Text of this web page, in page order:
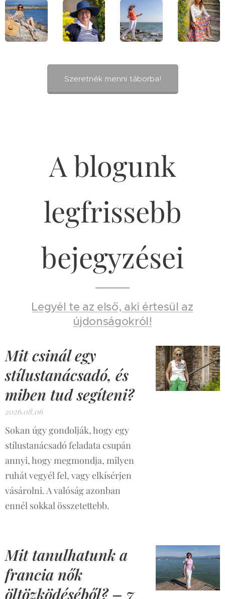
Szeretnék menni táborba!
A blogunk
legfrissebb
bejegyzései
Legyél te az első, aki értesül az
újdonságokról!
Mit csinál egy
stílustanácsadó, és
miben tud segíteni?
2026.08.06
Sokan úgy gondolják, hogy egy
stílustanácsadó feladata csupán
annyi, hogy megmondja, milyen
ruhát vegyél fel, vagy elkísérjen
vásárolni. A valóság azonban
ennél sokkal összetettebb.
Mit tanulhatunk a
francia nők
öltözködéséből? – 7